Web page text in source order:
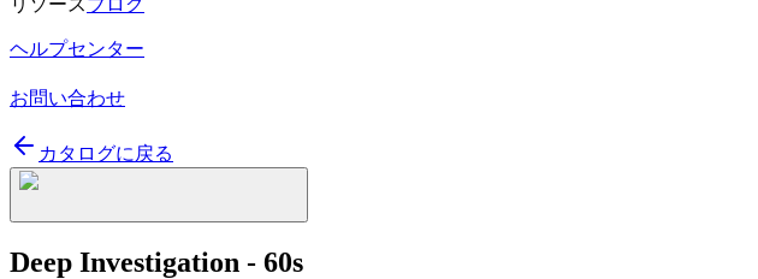
リソースブログ
ヘルプセンター
お問い合わせ
カタログに戻る
Deep Investigation - 60s